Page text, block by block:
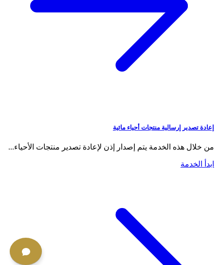
إعادة تصدير إرسالية منتجات أحياء مائية
من خلال هذه الخدمة يتم إصدار إذن لإعادة تصدير منتجات الأحياء...
ابدأ الخدمة